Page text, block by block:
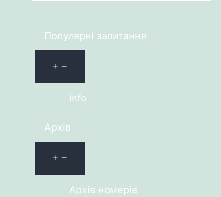
Популярні запитання
info
Архів
Архів номерів